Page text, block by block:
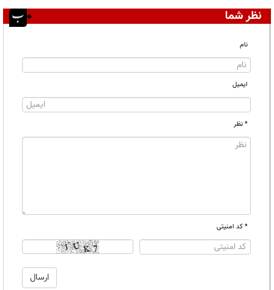
نظر شما
نام
ایمیل
* نظر
* کد امنیتی